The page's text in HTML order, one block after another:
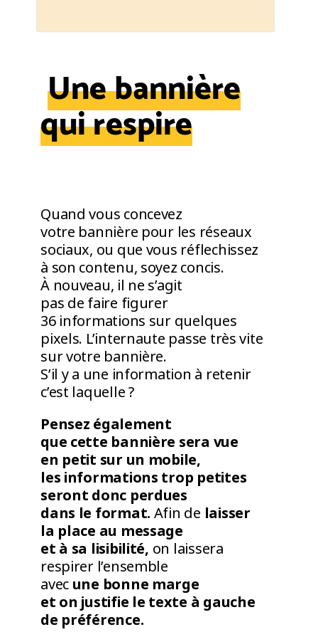
Une bannière
qui respire
Quand vous concevez
votre bannière pour les réseaux
sociaux, ou que vous réflechissez
à son contenu, soyez concis.
À nouveau, il ne s’agit
pas de faire figurer
36 informations sur quelques
pixels. L’internaute passe très vite
sur votre bannière.
S’il y a une information à retenir
c’est laquelle ?
Pensez également
que cette bannière sera vue
en petit sur un mobile,
les informations trop petites
seront donc perdues
dans le format. Afin de laisser
la place au message
et à sa lisibilité, on laissera
respirer l’ensemble
avec une bonne marge
et on justifie le texte à gauche
de préférence.